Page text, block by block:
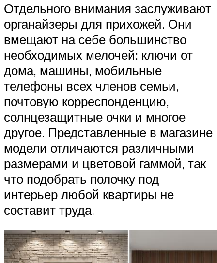
Отдельного внимания заслуживают
органайзеры для прихожей. Они
вмещают на себе большинство
необходимых мелочей: ключи от
дома, машины, мобильные
телефоны всех членов семьи,
почтовую корреспонденцию,
солнцезащитные очки и многое
другое. Представленные в магазине
модели отличаются различными
размерами и цветовой гаммой, так
что подобрать полочку под
интерьер любой квартиры не
составит труда.